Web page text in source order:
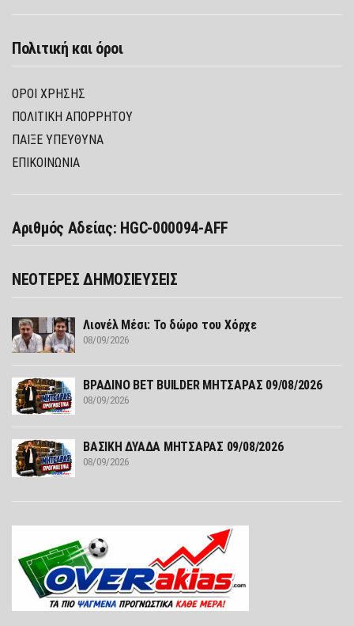
Πολιτική και όροι
ΌΡΟΙ ΧΡΉΣΗΣ
ΠΟΛΙΤΙΚΉ ΑΠΟΡΡΉΤΟΥ
ΠΑΊΞΕ ΥΠΕΎΘΥΝΑ
ΕΠΙΚΟΙΝΩΝΙΑ
Αριθμός Αδείας: HGC-000094-AFF
ΝΕΟΤΕΡΕΣ ΔΗΜΟΣΙΕΥΣΕΙΣ
Λιονέλ Μέσι: Το δώρο του Χόρχε
08/09/2026
ΒΡΑΔΙΝΟ ΒΕΤ BUILDER ΜΗΤΣΑΡΑΣ 09/08/2026
08/09/2026
ΒΑΣΙΚΗ ΔΥΑΔΑ ΜΗΤΣΑΡΑΣ 09/08/2026
08/09/2026